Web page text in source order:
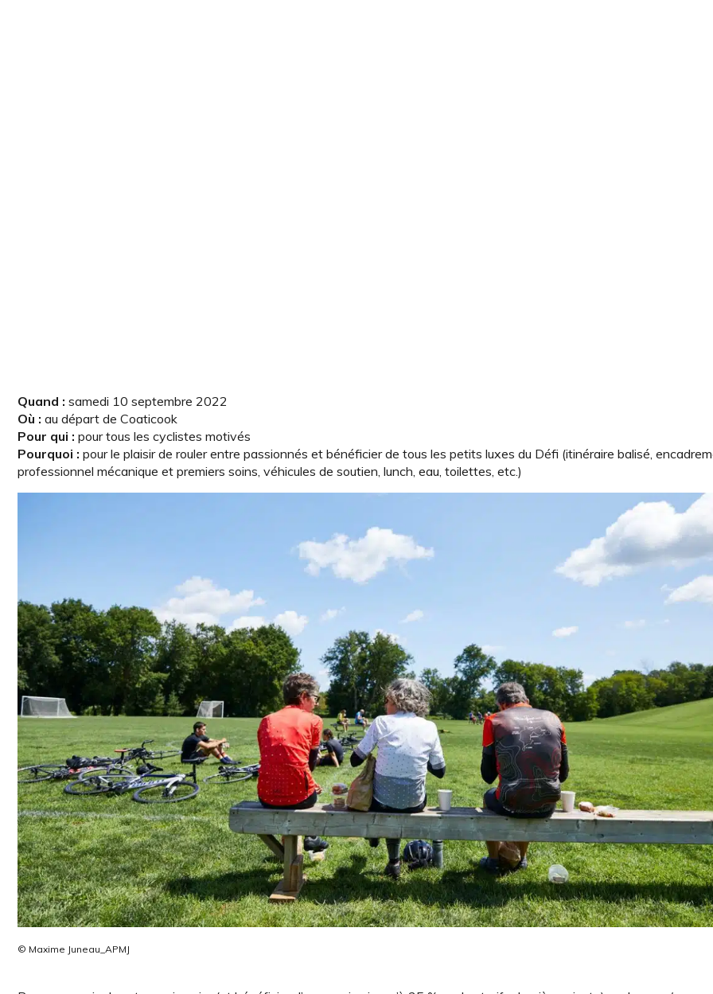
Quand : samedi 10 septembre 2022
Où : au départ de Coaticook
Pour qui : pour tous les cyclistes motivés
Pourquoi : pour le plaisir de rouler entre passionnés et bénéficier de tous les petits luxes du Défi (itinéraire balisé,
professionnel mécanique et premiers soins, véhicules de soutien, lunch, eau, toilettes, etc.)
© Maxime Juneau_APMJ